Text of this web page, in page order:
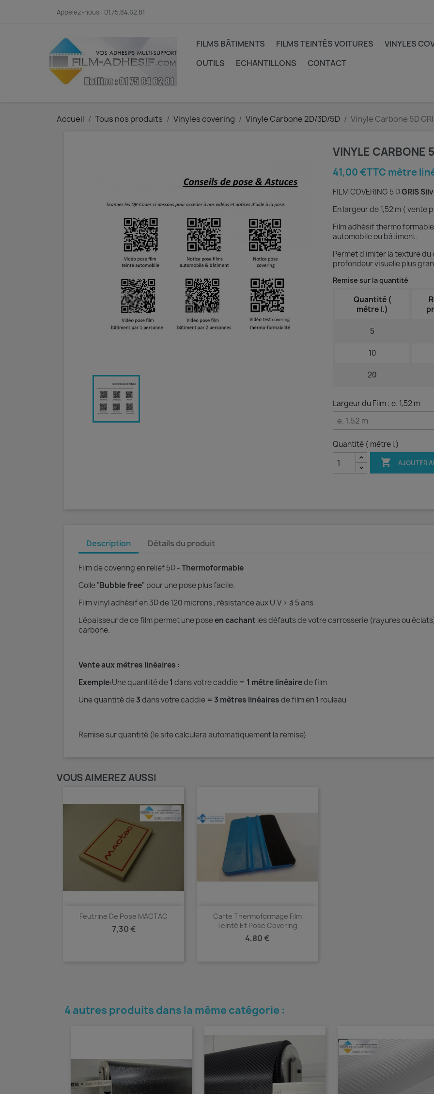
Appelez-nous : 01.75.84.62.81
FILMS BÂTIMENTS FILMS TEINTÉS VOITURES
VINYLES
OUTILS
ECHANTILLONS CONTACT
Accueil Tous nos produits Vinyles covering Vinyle Carbone 2D/3D/5D Vinyle Carbone 5D
VINYLE CARBONE
41,00 €TTC mètre
FILM COVERING 5 DGRIS
En largeur de 1,52 m ( vente
Film adhésif thermo
automobile ou bâtiment.
Permet d'imiter la texture
profondeur visuelle plus
Remise sur la quantité
Quantité (
mètre l.)
5
10
20
Largeur du Film : e. 1,52 m
Quantité ( mètre l.)
 AJOUTER
Description Détails du produit
Film de covering en relief 5D -Thermoformable
Colle "Bubble free" pour une pose plus facile.
Film vinyl adhésif en 3D de 120 microns , résistance aux U.V > à 5 ans
L'épaisseur de ce film permet une poseen cachant les défauts de votre carrosserie (rayures ou
carbone.
Vente aux mètres linéaires :
Exemple:Une quantité de1 dans votre caddie = 1 mètre linéairede film
Une quantité de3dans votre caddie = 3 mètres linéairesde film en 1 rouleau
Remise sur quantité (le site calculera automatiquement la remise)
VOUS AIMEREZ AUSSI
Feutrine De Pose MACTAC
Prix
7,30 €
Carte Thermoformage Film
Teinté Et Pose Covering
Prix
4,80 €
4 autres produits dans la même catégorie :